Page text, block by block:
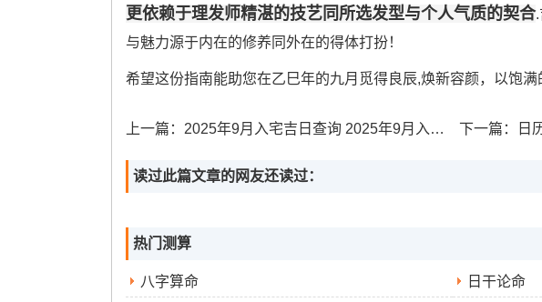
更依赖于理发师精湛的技艺同所选发型与个人气质的契合.
与魅力源于内在的修养同外在的得体打扮！
希望这份指南能助您在乙巳年的九月觅得良辰,焕新容颜，以饱满
上一篇： 2025年9月入宅吉日查询 2025年9月入宅吉日哪几天 下一篇： 日历
读过此篇文章的网友还读过：
热门测算
八字算命
日干论命